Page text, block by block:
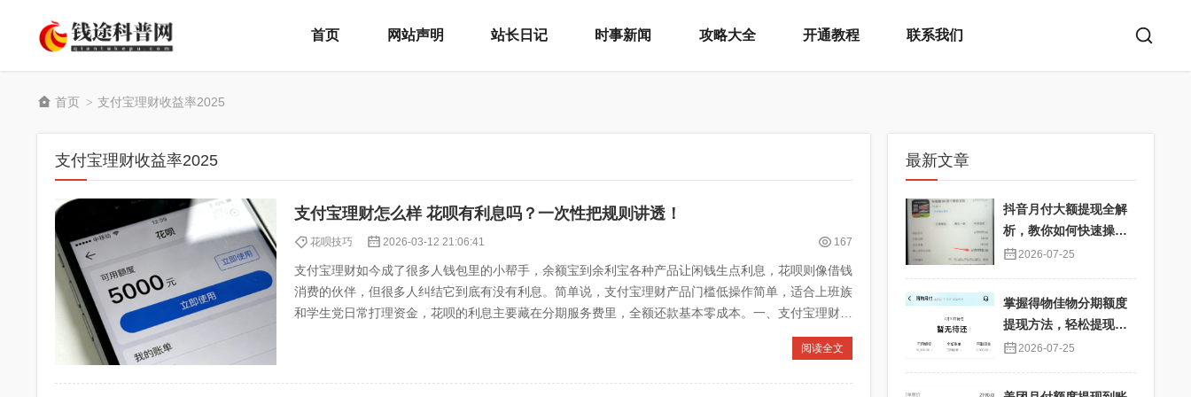
首页 网站声明 站长日记 时事新闻 攻略大全 开通教程 联系我们
首页 > 支付宝理财收益率2025
支付宝理财收益率2025
支付宝理财怎么样 花呗有利息吗？一次性把规则讲透！
花呗技巧 2026-03-12 21:06:41 167
支付宝理财如今成了很多人钱包里的小帮手，余额宝到余利宝各种产品让闲钱生点利息，花呗则像借钱
消费的伙伴，但很多人纠结它到底有没有利息。简单说，支付宝理财产品门槛低操作简单，适合上班族
和学生党日常打理资金，花呗的利息主要藏在分期服务费里，全额还款基本零成本。一、支付宝理财产
阅读全文
最新文章
抖音月付大额提现全解
析，教你如何快速操
作！2026-07-25
掌握得物佳物分期额度
提现方法，轻松提现秒
到不再难
2026-07-25